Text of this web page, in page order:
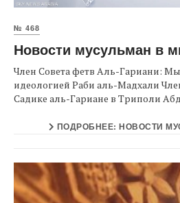
№ 468
Новости мусульман в
Член Совета фетв Аль-Гариани:
идеологией Раби аль-Мадхали
Садике аль-Гариане в Триполи
ПОДРОБНЕЕ: НОВОСТИ